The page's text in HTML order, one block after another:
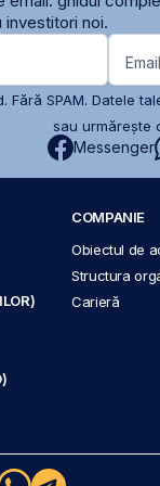
noi.
Email
Fără SPAM. Datele
sau urmărește
Messenger
COMPANIE
Obiectul de
Structura
Carieră